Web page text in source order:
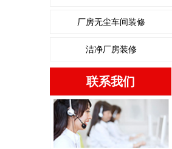
厂房无尘车间装修
洁净厂房装修
联系我们